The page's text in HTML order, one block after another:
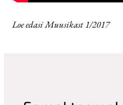
Loe edasi Muusikast 1/2017